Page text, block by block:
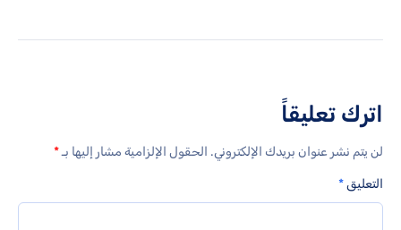
اترك تعليقاً
لن يتم نشر عنوان بريدك الإلكتروني. الحقول الإلزامية مشار إليها بـ*
التعليق*